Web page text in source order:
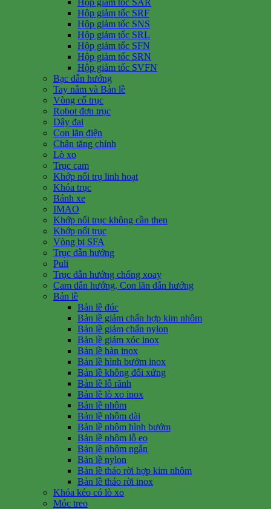
Hộp giảm tốc SRF
Hộp giảm tốc SNS
Hộp giảm tốc SRL
Hộp giảm tốc SFN
Hộp giảm tốc SRN
Hộp giảm tốc SVFN
Bạc dẫn hướng
Tay nắm và Bản lề
Vòng cổ trục
Robot đơn trục
Dây đai
Con lăn điện
Chân tăng chỉnh
Lò xo
Trục cam
Khớp nối trụ linh hoạt
Khóa trục
Bánh xe
IMAO
Khớp nối trục không cần then
Khớp nối trục
Vòng bi SFA
Trục dẫn hướng
Puli
Trục dẫn hướng chống xoay
Cam dẫn hướng, Con lăn dẫn hướng
Bản lề
Bản lề đúc
Bản lề giảm chấn hợp kim nhôm
Bản lề giảm chấn nylon
Bản lề giảm xóc inox
Bản lề hàn inox
Bản lề hình bướm inox
Bản lề không đối xứng
Bản lề lỗ rãnh
Bản lề lò xo inox
Bản lề nhôm
Bản lề nhôm dài
Bản lề nhôm hình bướm
Bản lề nhôm lỗ eo
Bản lề nhôm ngắn
Bản lề nylon
Bản lề tháo rời hợp kim nhôm
Bản lề tháo rời inox
Khóa kéo có lò xo
Móc treo